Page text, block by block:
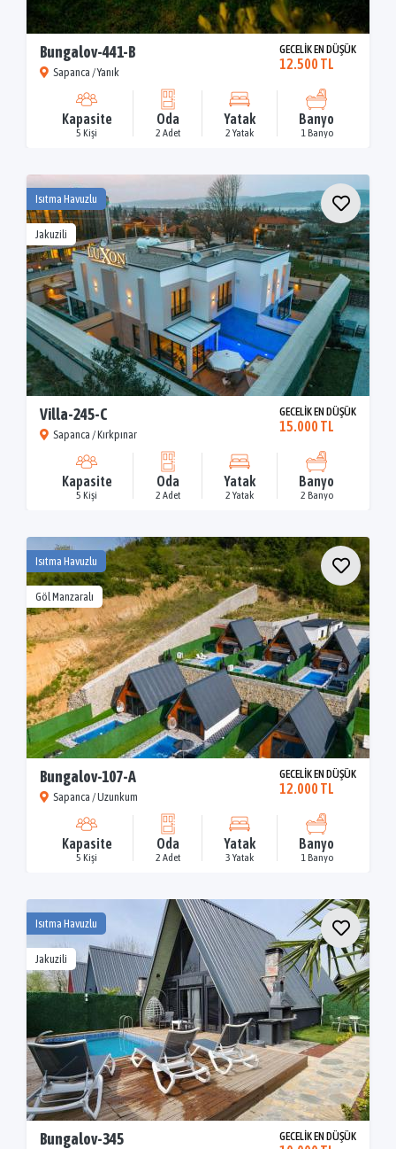
Bungalov-441-B
Sapanca / Yanık
GECELİK EN DÜŞÜK
12.500 TL
Kapasite
5 Kişi
Oda
2 Adet
Yatak
2 Yatak
Banyo
1 Banyo
Isıtma Havuzlu
Jakuzili
Villa-245-C
Sapanca / Kırkpınar
GECELİK EN DÜŞÜK
15.000 TL
Kapasite
5 Kişi
Oda
2 Adet
Yatak
2 Yatak
Banyo
2 Banyo
Isıtma Havuzlu
Göl Manzaralı
Bungalov-107-A
Sapanca / Uzunkum
GECELİK EN DÜŞÜK
12.000 TL
Kapasite
5 Kişi
Oda
2 Adet
Yatak
3 Yatak
Banyo
1 Banyo
Isıtma Havuzlu
Jakuzili
Bungalov-345 GECELİK EN DÜŞÜK